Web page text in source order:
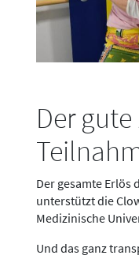
Der
Der gesamte Erlös
unterstützt die
Medizinische
Und das ganz